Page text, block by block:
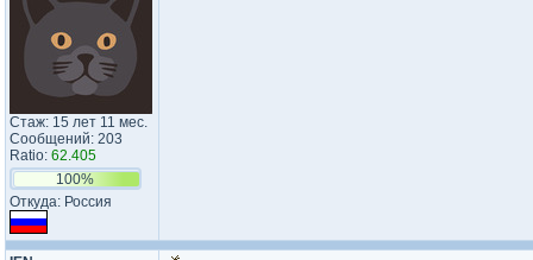
Стаж: 15 лет 11 мес.
Сообщений: 203
Ratio: 62.405
100%
Откуда: Россия